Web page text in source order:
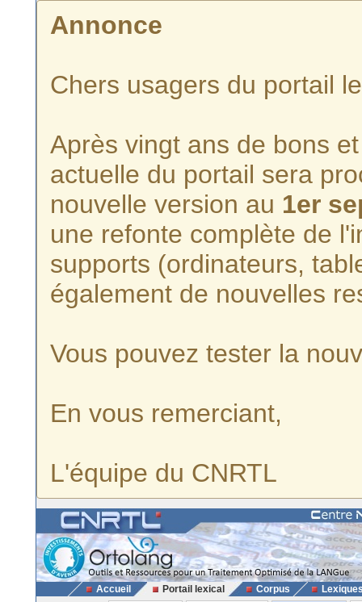
Annonce
Chers usagers du portail
Après vingt ans de bons
actuelle du portail sera
nouvelle version au 1er
une refonte complète de
supports (ordinateurs,
également de nouvelles
Vous pouvez tester la
En vous remerciant,
L'équipe du CNRTL
Accueil Portail lexical Corpus